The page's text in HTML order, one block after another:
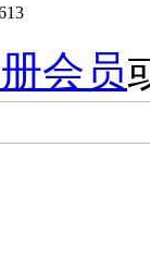
会员